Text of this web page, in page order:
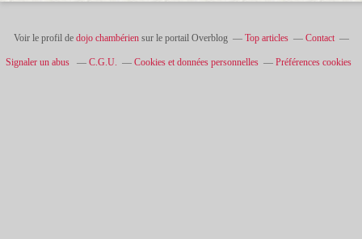
Voir le profil de dojo chambériensur le portail Overblog Top articles Contact
Signaler un abus C.G.U. Cookies et données personnelles Préférences cookies